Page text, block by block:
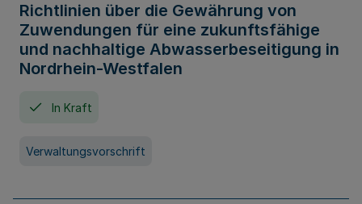
Richtlinien über die Gewährung von
Zuwendungen für eine zukunftsfähige
und nachhaltige Abwasserbeseitigung in
Nordrhein-Westfalen
In Kraft
Verwaltungsvorschrift